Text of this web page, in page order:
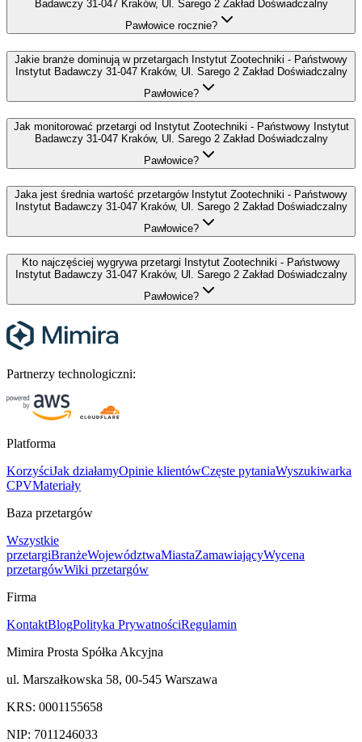
Badawczy 31-047 Kraków, Ul. Sarego 2 Zakład Doświadczalny
Pawłowice rocznie?
Jakie branże dominują w przetargach Instytut Zootechniki - Państwowy
Instytut Badawczy 31-047 Kraków, Ul. Sarego 2 Zakład Doświadczalny
Pawłowice?
Jak monitorować przetargi od Instytut Zootechniki - Państwowy Instytut
Badawczy 31-047 Kraków, Ul. Sarego 2 Zakład Doświadczalny
Pawłowice?
Jaka jest średnia wartość przetargów Instytut Zootechniki - Państwowy
Instytut Badawczy 31-047 Kraków, Ul. Sarego 2 Zakład Doświadczalny
Pawłowice?
Kto najczęściej wygrywa przetargi Instytut Zootechniki - Państwowy
Instytut Badawczy 31-047 Kraków, Ul. Sarego 2 Zakład Doświadczalny
Pawłowice?
Partnerzy technologiczni:
Platforma
KorzyściJak działamyOpinie klientówCzęste pytaniaWyszukiwarka
CPVMateriały
Baza przetargów
Wszystkie
przetargiBranżeWojewództwaMiastaZamawiającyWycena
przetargówWiki przetargów
Firma
KontaktBlogPolityka PrywatnościRegulamin
Mimira Prosta Spółka Akcyjna
ul. Marszałkowska 58, 00-545 Warszawa
KRS: 0001155658
NIP: 7011246033